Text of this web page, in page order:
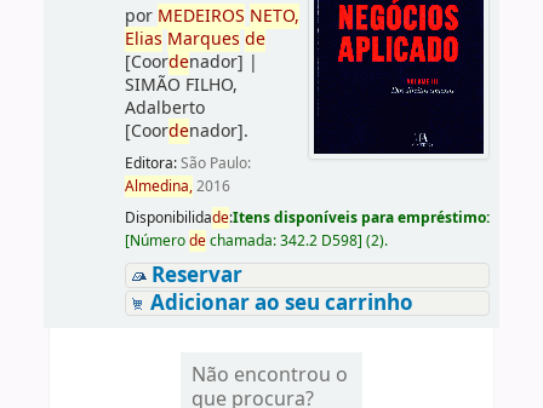
por MEDEIROS NETO,
Elias Marques de
[Coordenador] |
SIMÃO FILHO,
Adalberto
[Coordenador].
Editora:São Paulo:
Almedina,2016
Disponibilidade:Itens disponíveis para empréstimo:
[Númerodechamada:342.2 D598] (2).
Reservar
Adicionar ao seu carrinho
Não encontrou o
que procura?